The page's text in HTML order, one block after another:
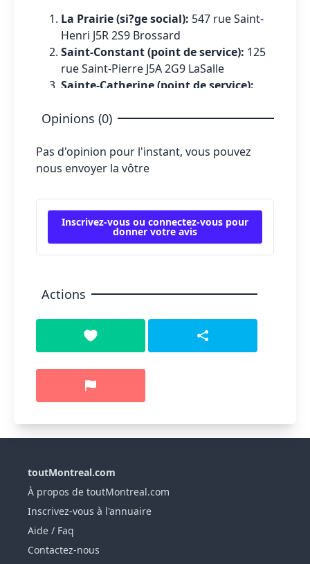
La Prairie (si?ge social): 547 rue Saint-
Henri J5R 2S9 Brossard
Saint-Constant (point de service): 125
rue Saint-Pierre J5A 2G9 LaSalle
Sainte-Catherine (point de service):
Opinions (0)
Pas d'opinion pour l'instant, vous pouvez
nous envoyer la vôtre
Inscrivez-vous ou connectez-vous pour
donner votre avis
Actions
toutMontreal.com
À propos de toutMontreal.com
Inscrivez-vous à l'annuaire
Aide / Faq
Contactez-nous